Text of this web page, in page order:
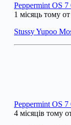
Peppermint OS
1 місяць тому
Stussy Yupoo
Peppermint OS
4 місяців тому